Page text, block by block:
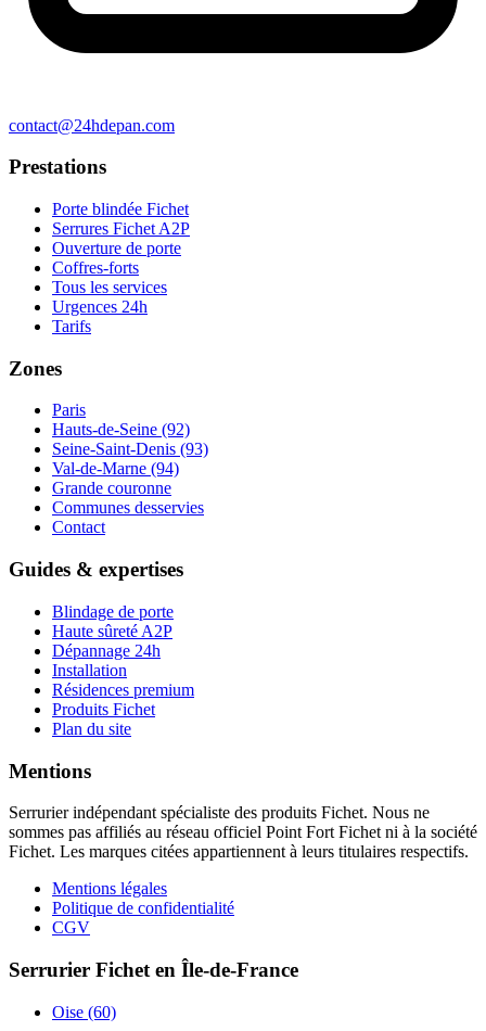
contact@24hdepan.com
Prestations
Porte blindée Fichet
Serrures Fichet A2P
Ouverture de porte
Coffres-forts
Tous les services
Urgences 24h
Tarifs
Zones
Paris
Hauts-de-Seine (92)
Seine-Saint-Denis (93)
Val-de-Marne (94)
Grande couronne
Communes desservies
Contact
Guides & expertises
Blindage de porte
Haute sûreté A2P
Dépannage 24h
Installation
Résidences premium
Produits Fichet
Plan du site
Mentions
Serrurier indépendant spécialiste des produits Fichet. Nous ne
sommes pas affiliés au réseau officiel Point Fort Fichet ni à la société
Fichet. Les marques citées appartiennent à leurs titulaires respectifs.
Mentions légales
Politique de confidentialité
CGV
Serrurier Fichet en Île-de-France
Oise (60)